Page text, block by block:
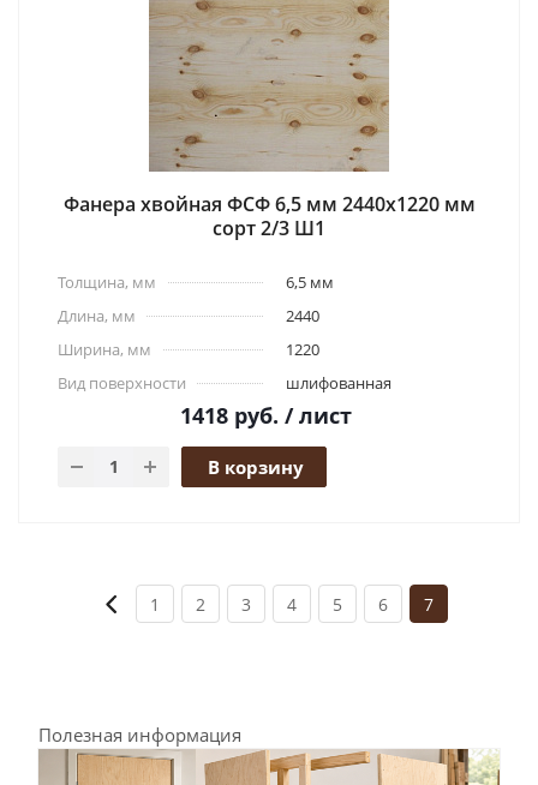
Фанера хвойная ФСФ 6,5 мм 2440x1220 мм
сорт 2/3 Ш1
Толщина, мм
6,5 мм
Длина, мм
2440
Ширина, мм
1220
Вид поверхности
шлифованная
1418 руб. / лист
В корзину
1 2 3 4 5 6 7
Полезная информация